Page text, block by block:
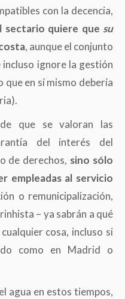
con la decencia,
sectario quiere que su
, aunque el conjunto
incluso ignore la gestión
que en sí mismo debería
que se valoran las
del interés del
de derechos, sino sólo
empleadas al servicio
o remunicipalización,
– ya sabrán a qué
cosa, incluso si
como en Madrid o
agua en estos tiempos,